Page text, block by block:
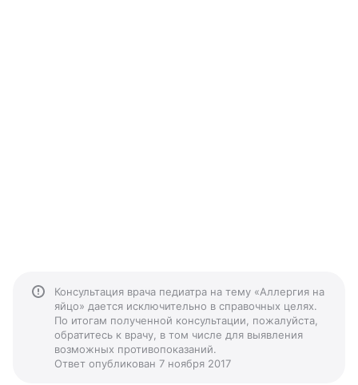
Консультация врача педиатра на тему «Аллергия на
яйцо» дается исключительно в справочных целях.
По итогам полученной консультации, пожалуйста,
обратитесь к врачу, в том числе для выявления
возможных противопоказаний.
Ответ опубликован 7 ноября 2017